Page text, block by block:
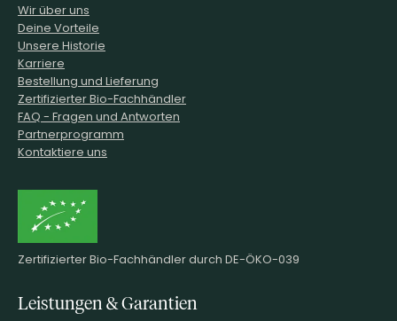
Wir über uns
Deine Vorteile
Unsere Historie
Karriere
Bestellung und Lieferung
Zertifizierter Bio-Fachhändler
FAQ - Fragen und Antworten
Partnerprogramm
Kontaktiere uns
Zertifizierter Bio-Fachhändler durch DE-ÖKO-039
Leistungen & Garantien